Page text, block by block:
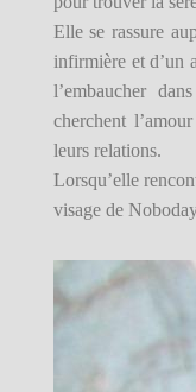
Elle se rassure
infirmière et d’un
l’embaucher
cherchent
leurs relations.
Lorsqu’elle
visage de